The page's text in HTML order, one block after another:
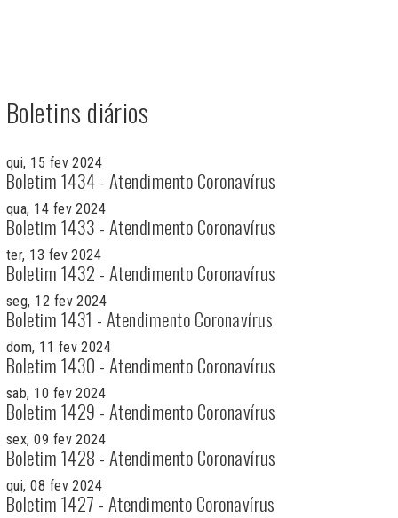
Boletins diários
qui, 15 fev 2024
Boletim 1434 - Atendimento Coronavírus
qua, 14 fev 2024
Boletim 1433 - Atendimento Coronavírus
ter, 13 fev 2024
Boletim 1432 - Atendimento Coronavírus
seg, 12 fev 2024
Boletim 1431 - Atendimento Coronavírus
dom, 11 fev 2024
Boletim 1430 - Atendimento Coronavírus
sab, 10 fev 2024
Boletim 1429 - Atendimento Coronavírus
sex, 09 fev 2024
Boletim 1428 - Atendimento Coronavírus
qui, 08 fev 2024
Boletim 1427 - Atendimento Coronavírus